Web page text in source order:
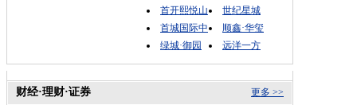
首开熙悦山
世纪星城
首城国际中
顺鑫·华玺
绿城·御园
远洋一方
更多 >>
财经·理财·证券